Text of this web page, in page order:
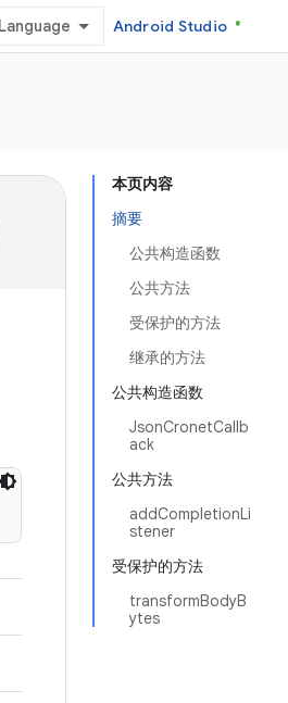
Android Studio
本页内容
摘要
公共构造函数
公共方法
受保护的方法
继承的方法
公共构造函数
JsonCronetCallb
ack
公共方法
addCompletionLi
stener
受保护的方法
transformBodyB
ytes